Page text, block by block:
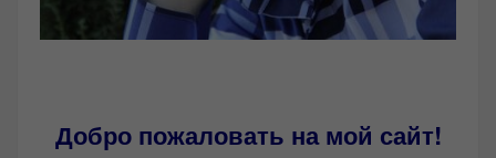
Добро пожаловать на мой сайт!